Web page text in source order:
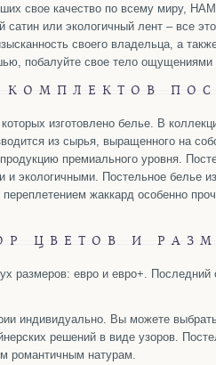
свое качество по всему миру,
или экологичный лент – все
своего владельца, а
побалуйте свое тело
изготовлено белье. В
из сырья, выращенного на
премиального уровня.
экологичными. Постельное белье
жаккард особенно
ЦВЕТОВ И
размеров: евро и евро+.
индивидуально. Вы можете
решений в виде узоров.
романтичным натурам.